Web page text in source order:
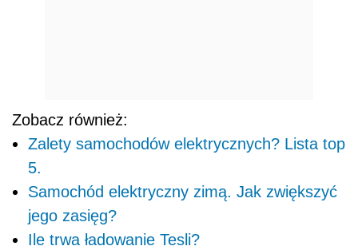
Zobacz również:
Zalety samochodów elektrycznych? Lista top
5.
Samochód elektryczny zimą. Jak zwiększyć
jego zasięg?
Ile trwa ładowanie Tesli?